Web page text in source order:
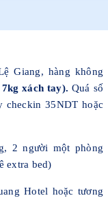
Giang, hàng không
xách tay). Quá số
checkin 35NDT hoặc
2 người một phòng
extra bed)
Hotel hoặc tương